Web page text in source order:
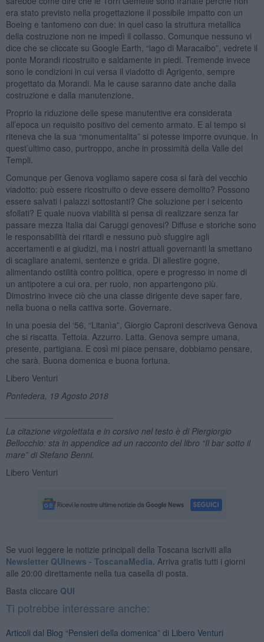
era stato previsto nella progettazione il possibile impatto con un
Boeing e tantomeno con due: in quel caso la struttura metallica
della costruzione non ne impedì il collasso. Comunque nessuno vi
dice che se cliccate su Google Earth, “lago di Maracaibo”, vedrete il
ponte Morandi ricostruito e saldamente in piedi. Tremende invece
sono le condizioni in cui versa il viadotto di Agrigento, sempre
progettato da Morandi. Ma le cause saranno date anche dalla
costruzione e dalla manutenzione.
Proprio la riduzione delle spese manutentive era considerata
all’epoca un requisito positivo del cemento armato. E al tempo si
riteneva che la sua “monumentalita” si potesse imporre ovunque. In
quest’ultimo caso, purtroppo, anche in prossimità della Valle dei
Templi.
Comunque per Genova vogliamo sapere cosa si farà del vecchio
viadotto: può essere ricostruito o deve essere demolito? Possono
essere salvati i palazzi sottostanti? Che soluzione per i seicento
sfollati? E quale nuova viabilità si pensa di realizzare senza far
passare mezza Italia dai Caruggi genovesi? Diffuse e storiche sono
le responsabilità dei ritardi e nessuno può sfuggire agli
accertamenti e ai giudizi, ma i nostri attuali governanti la smettano
di scagliare anatemi, sentenze e grida. Di allestire gogne,
alimentando ostilità contro politica, opere e progresso in nome di
un antipotere a cui ora, per ruolo, non appartengono più.
Dimostrino invece ciò che una classe dirigente deve saper fare,
nella buona o nella cattiva sorte. Governare.
In una poesia del ‘56, “Litanìa”, Giorgio Caproni descriveva Genova
che si riscatta. Tettoia. Azzurro. Latta. Genova sempre umana,
presente, partigiana. E così mi piace pensare, dobbiamo pensare,
che sarà. Buona domenica e buona fortuna.
Libero Venturi
Pontedera, 19 Agosto 2018
La citazione virgolettata e in corsivo nel testo è di Piergiorgio
Bellocchio: sta in appendice ad un racconto del libro “Il bar sotto il
mare” di Stefano Benni.
Libero Venturi
Se vuoi leggere le notizie principali della Toscana iscriviti alla
Newsletter QUInews - ToscanaMedia. Arriva gratis tutti i giorni
alle 20:00 direttamente nella tua casella di posta.
Basta cliccare QUI
Ti potrebbe interessare anche:
Articoli dal Blog “Pensieri della domenica” di Libero Venturi